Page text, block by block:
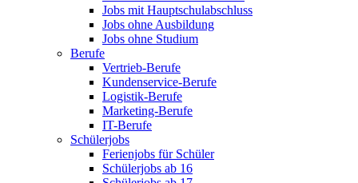
Jobs mit Hauptschulabschluss
Jobs ohne Ausbildung
Jobs ohne Studium
Berufe
Vertrieb-Berufe
Kundenservice-Berufe
Logistik-Berufe
Marketing-Berufe
IT-Berufe
Schülerjobs
Ferienjobs für Schüler
Schülerjobs ab 16